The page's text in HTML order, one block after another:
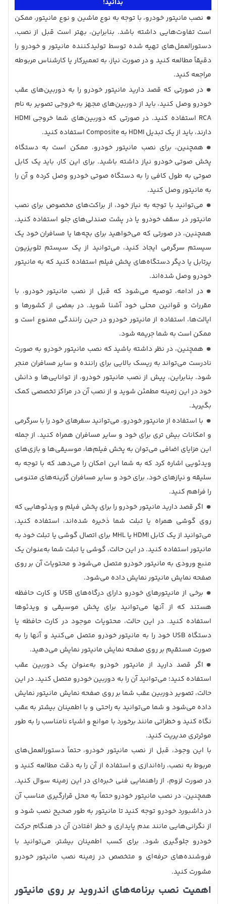
بدانید!
نصب مانیتور خودرو، با توجه به نوع ماشین و نوع مانیتور، ممکن
است تفاوت‌هایی داشته باشد. بنابراین، بهتر است قبل از نصب،
دستورالعمل‌های تهیه شده توسط تولیدکننده مانیتور و خودرو را
دقیقاً مطالعه کنید و در صورت نیاز، به تعمیرکار یا کارشناس مربوطه
مراجعه کنید.
در صورتی که قصد دارید مانیتور خودرو را به دوربین‌های عقب
خودرو وصل کنید، باید از دوربین‌های مجهز به خروجی تصویر به نام
RCA استفاده کنید. در صورتی که دوربین‌های شما خروجی HDMI
دارند، باید از یک تبدیل HDMI به Composite استفاده کنید.
همچنین، برای نصب مانیتور خودرو، ممکن است به دستگاه
پخش صوتی خودرو نیاز داشته باشید. برای این کار، باید یک کابل
صوتی به طول کافی را به دستگاه صوتی خودرو وصل کرده و آن را
به مانیتور وصل کنید.
می‌توانید با توجه به نیاز خود، از براکت‌های مخصوص برای نصب
مانیتور در سقف خودرو یا در پشت صندلی‌های جلو استفاده کنید.
همچنین، در صورتی که می‌خواهید برای بچه‌ها یا مسافران خود یک
سیستم سرگرمی ایجاد کنید، می‌توانید از یک سیستم تلویزیون
پرتابل یا دیگر دستگاه‌های پخش فیلم استفاده کنید که به مانیتور
خودرو وصل شده‌اند.
در ادامه، توصیه می‌شود که قبل از نصب مانیتور خودرو، با
مقررات و قوانین محلی خود آشنا شوید. در بعضی از کشورها و
ایالت‌ها، استفاده از مانیتور خودرو در حین رانندگی ممنوع است و
ممکن است به شما جریمه شود.
همچنین، در نظر داشته باشید که نصب مانیتور خودرو به ‌صورت
نادرست می‌تواند به ریسک بالایی برای راننده و سایر مسافران منجر
شود. بنابراین، پیش از نصب مانیتور خودرو، از توانایی‌ها و دانش
خود در این زمینه مطمئن شوید و از نصب آن در مراکز تخصصی کمک
بگیرید.
با استفاده از مانیتور خودرو، می‌توانید سفرهای خود را با سرگرمی
و امکانات بیش تری برای خود و سایر مسافران همراه کنید. از جمله
این مزایای اضافی می‌توان به پخش فیلم‌ها، موسیقی‌ها و بازی‌های
ویدئویی اشاره کرد که به شما این امکان را می‌دهد که با توجه به
سلیقه و نیازهای خود، برای خود و سایر مسافران گزینه‌های متنوعی
را فراهم کنید.
اگر قصد دارید مانیتور خودرو را برای پخش فیلم و ویدئوهایی که
روی گوشی همراه یا تبلت شما ذخیره شده‌اند، استفاده کنید،
می‌توانید از یک کابل HDMI یا MHL برای اتصال گوشی یا تبلت خود به
مانیتور استفاده کنید. در این حالت، گوشی یا تبلت شما به‌عنوان یک
منبع ورودی به مانیتور خودرو متصل می‌شود و محتویات آن بر روی
صفحه نمایش مانیتور نمایش داده می‌شود.
برخی از مانیتورهای خودرو دارای درگاه‌های USB و کارت حافظه
هستند که از آنها می‌توانید برای پخش موسیقی و ویدئوها
استفاده کنید. در این حالت، محتویات موجود در کارت حافظه یا
دستگاه USB خود را به مانیتور خودرو متصل می‌کنید و آنها را به
‌صورت مستقیم بر روی صفحه نمایش مانیتور نمایش می‌دهید.
اگر قصد دارید از مانیتور خودرو به‌عنوان یک دوربین عقب
استفاده کنید؛ می‌توانید آن را به دوربین خودرو متصل کنید. در این
حالت، تصویر دوربین عقب شما بر روی صفحه نمایش مانیتور نمایش
داده می‌شود و شما می‌توانید به‌ راحتی و با اطمینان بیشتر به عقب
نگاه کنید و خطراتی مانند برخورد با موانع و اشیاء نامناسب را به‌ طور
موثرتری مدیریت کنید.
با این وجود، قبل از نصب مانیتور خودرو، حتماً دستورالعمل‌های
مربوط به نصب، راه‌اندازی و استفاده از آن را به دقت مطالعه کنید و
در صورت لزوم، از راهنمایی فنی خبره‌ای در این زمینه سوال کنید.
همچنین، در نصب مانیتور خودرو حتماً به محل قرارگیری مناسب آن
در داشبورد خودرو توجه کنید تا مانیتور به‌ طور صحیح نصب شود و
از نگرانی‌هایی مانند عدم پایداری و خطر افتادن آن در هنگام حرکت
خودرو جلوگیری شود. برای کسب اطمینان بیشتر، می‌توانید با
فروشنده‌های حرفه‌ای و متخصص در زمینه نصب مانیتور خودرو
مشورت کنید.
اهمیت نصب برنامه‌های اندروید بر روی مانیتور